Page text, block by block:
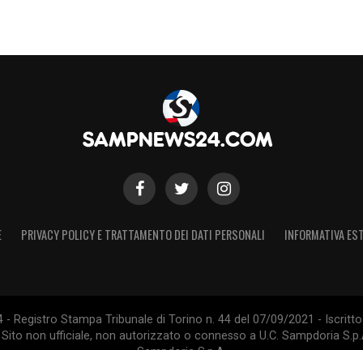
PRIVACY POLICY E TRATTAMENTO DEI DATI PERSONALI INFORMATIVA
Registro Stampa Tribunale di Torino n. 44 del 07/09/2021 -
non ufficiale, non autorizzato o connesso a U.C. Sampdoria